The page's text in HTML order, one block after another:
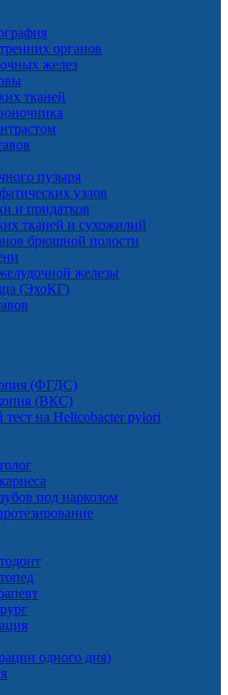
органов
желез
тканей
пузыря
узлов
и придатков
тканей и сухожилий
брюшной полости
железы
(ЭхоКГ)
(ФГДС)
(ВКС)
тест на Helicobacter pylori
под наркозом
одного дня)